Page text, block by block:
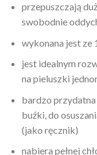
przepuszczają
swobodnie
wykonana jest ze
jest idealnym
na pieluszki
bardzo
buźki, do
(jako ręcznik)
nabiera pełnej